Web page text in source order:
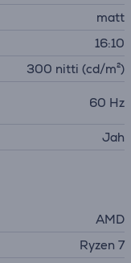
matt
16:10
300 nitti (cd/m²)
60 Hz
Jah
AMD
Ryzen 7